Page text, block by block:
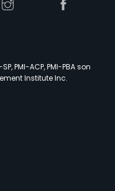
SP, PMI-ACP, PMI-PBA son
Institute Inc.